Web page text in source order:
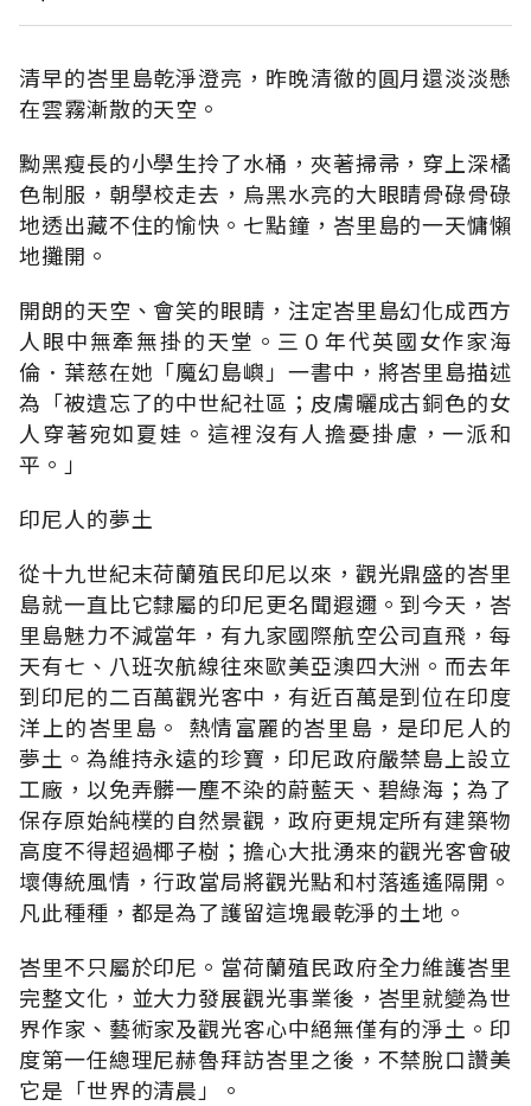
清早的峇里島乾淨澄亮，昨晚清徹的圓月還淡淡懸
在雲霧漸散的天空。
黝黑瘦長的小學生拎了水桶，夾著掃帚，穿上深橘
色制服，朝學校走去，烏黑水亮的大眼睛骨碌骨碌
地透出藏不住的愉快。七點鐘，峇里島的一天慵懶
地攤開。
開朗的天空、會笑的眼睛，注定峇里島幻化成西方
人眼中無牽無掛的天堂。三０年代英國女作家海
倫．葉慈在她「魔幻島嶼」一書中，將峇里島描述
為「被遺忘了的中世紀社區；皮膚曬成古銅色的女
人穿著宛如夏娃。這裡沒有人擔憂掛慮，一派和
平。」
印尼人的夢土
從十九世紀末荷蘭殖民印尼以來，觀光鼎盛的峇里
島就一直比它隸屬的印尼更名聞遐邇。到今天，峇
里島魅力不減當年，有九家國際航空公司直飛，每
天有七、八班次航線往來歐美亞澳四大洲。而去年
到印尼的二百萬觀光客中，有近百萬是到位在印度
洋上的峇里島。 熱情富麗的峇里島，是印尼人的
夢土。為維持永遠的珍寶，印尼政府嚴禁島上設立
工廠，以免弄髒一塵不染的蔚藍天、碧綠海；為了
保存原始純樸的自然景觀，政府更規定所有建築物
高度不得超過椰子樹；擔心大批湧來的觀光客會破
壞傳統風情，行政當局將觀光點和村落遙遙隔開。
凡此種種，都是為了護留這塊最乾淨的土地。
峇里不只屬於印尼。當荷蘭殖民政府全力維護峇里
完整文化，並大力發展觀光事業後，峇里就變為世
界作家、藝術家及觀光客心中絕無僅有的淨土。印
度第一任總理尼赫魯拜訪峇里之後，不禁脫口讚美
它是「世界的清晨」。